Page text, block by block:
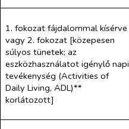
1. fokozat fájdalommal kísérve
vagy 2. fokozat [közepesen
súlyos tünetek; az
eszközhasználatot igénylő napi
tevékenység (Activities of
Daily Living, ADL)**
korlátozott]